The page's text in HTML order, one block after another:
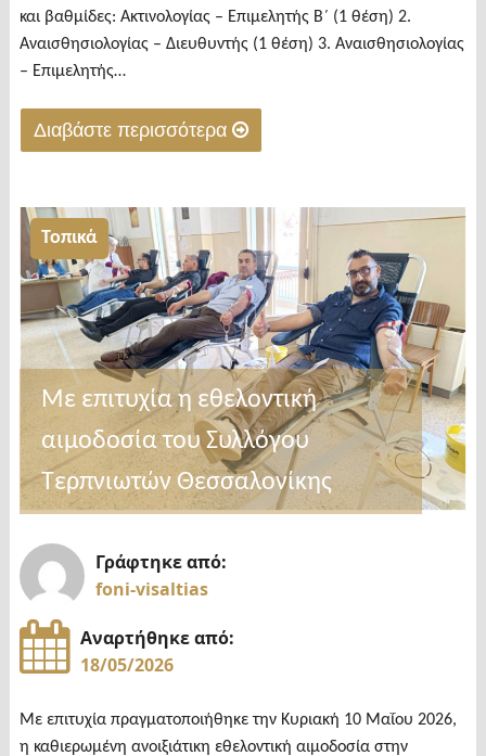
και βαθμίδες: Ακτινολογίας – Επιμελητής Β΄ (1 θέση) 2.
Αναισθησιολογίας – Διευθυντής (1 θέση) 3. Αναισθησιολογίας
– Επιμελητής…
Διαβάστε περισσότερα
του
Γενικού
Νοσοκομείου
Σερρών
για
προκήρυξη
των
11
νέων
και
3
ψυχιάτρων"
Τοπικά
Με επιτυχία η εθελοντική
αιμοδοσία του Συλλόγου
Τερπνιωτών Θεσσαλονίκης
Γράφτηκε από:
foni-visaltias
Αναρτήθηκε από:
18/05/2026
Με επιτυχία πραγματοποιήθηκε την Κυριακή 10 Μαΐου 2026,
η καθιερωμένη ανοιξιάτικη εθελοντική αιμοδοσία στην